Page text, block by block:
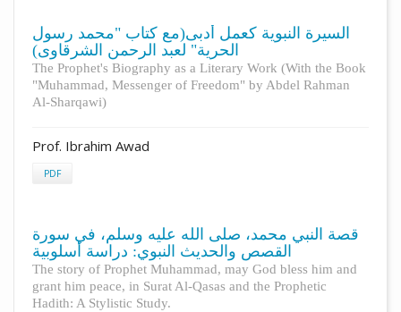
السيرة النبوية كعمل أدبى(مع كتاب "محمد رسول
الحرية" لعبد الرحمن الشرقاوى)
The Prophet's Biography as a Literary Work (With the Book
"Muhammad, Messenger of Freedom" by Abdel Rahman
Al-Sharqawi)
Prof. Ibrahim Awad
PDF
قصة النبي محمد، صلى الله عليه وسلم، في سورة
القصص والحديث النبوي: دراسة أسلوبية
The story of Prophet Muhammad, may God bless him and
grant him peace, in Surat Al-Qasas and the Prophetic
Hadith: A Stylistic Study.